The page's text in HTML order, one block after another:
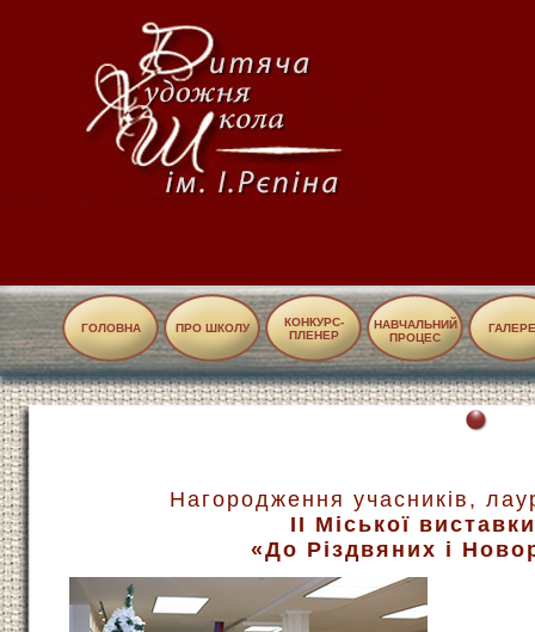
ГОЛОВНА ПРО ШКОЛУ
КОНКУРС-
ПЛЕНЕР
НАВЧАЛЬНИЙ
ПРОЦЕС
Нагородження учасників,
II Міської
«До Різдвяних і